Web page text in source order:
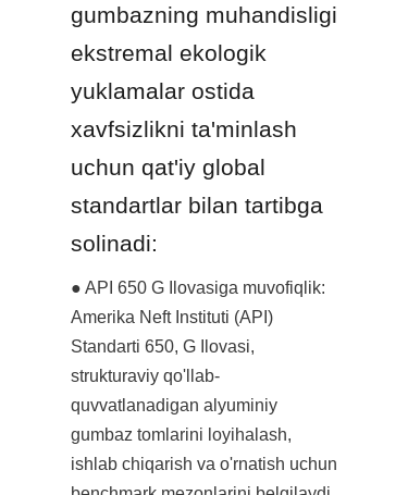
gumbazning muhandisligi
ekstremal ekologik
yuklamalar ostida
xavfsizlikni ta'minlash
uchun qat'iy global
standartlar bilan tartibga
solinadi:
● API 650 G Ilovasiga muvofiqlik:
Amerika Neft Instituti (API)
Standarti 650, G Ilovasi,
strukturaviy qo'llab-
quvvatlanadigan alyuminiy
gumbaz tomlarini loyihalash,
ishlab chiqarish va o'rnatish uchun